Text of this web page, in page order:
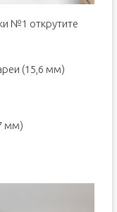
№1 открутите
(15,6 мм)
мм)